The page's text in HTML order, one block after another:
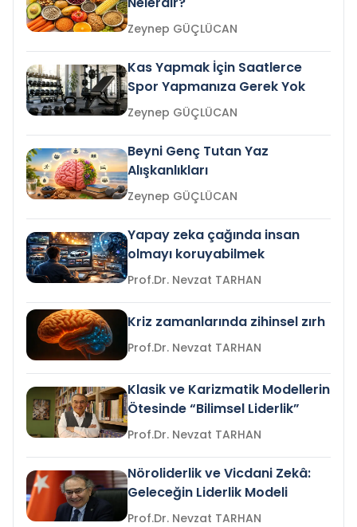
Zeynep GÜÇLÜCAN
Kas Yapmak İçin Saatlerce
Spor Yapmanıza Gerek Yok
Zeynep GÜÇLÜCAN
Beyni Genç Tutan Yaz
Alışkanlıkları
Zeynep GÜÇLÜCAN
Yapay zeka çağında insan
olmayı koruyabilmek
Prof.Dr. Nevzat TARHAN
Kriz zamanlarında zihinsel zırh
Prof.Dr. Nevzat TARHAN
Klasik ve Karizmatik Modellerin
Ötesinde “Bilimsel Liderlik”
Prof.Dr. Nevzat TARHAN
Nöroliderlik ve Vicdani Zekâ:
Geleceğin Liderlik Modeli
Prof.Dr. Nevzat TARHAN